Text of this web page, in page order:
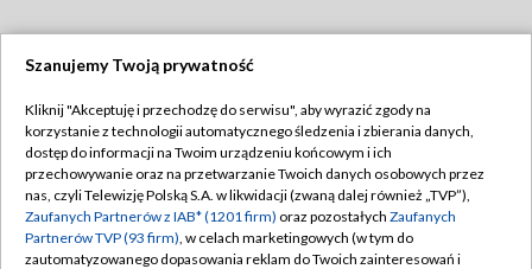
TVP
Abonament TVP
Emisja w TVP
Centrum informacji TVP
Regulamin TVP
Polityka prywatności
Moje zgody
Szanujemy Twoją prywatność
Kliknij "Akceptuję i przechodzę do serwisu", aby wyrazić zgody na
korzystanie z technologii automatycznego śledzenia i zbierania danych,
dostęp do informacji na Twoim urządzeniu końcowym i ich
przechowywanie oraz na przetwarzanie Twoich danych osobowych przez
nas, czyli Telewizję Polską S.A. w likwidacji (zwaną dalej również „TVP”),
Zaufanych Partnerów z IAB* (1201 firm) oraz pozostałych Zaufanych
Partnerów TVP (93 firm), w celach marketingowych (w tym do
zautomatyzowanego dopasowania reklam do Twoich zainteresowań i